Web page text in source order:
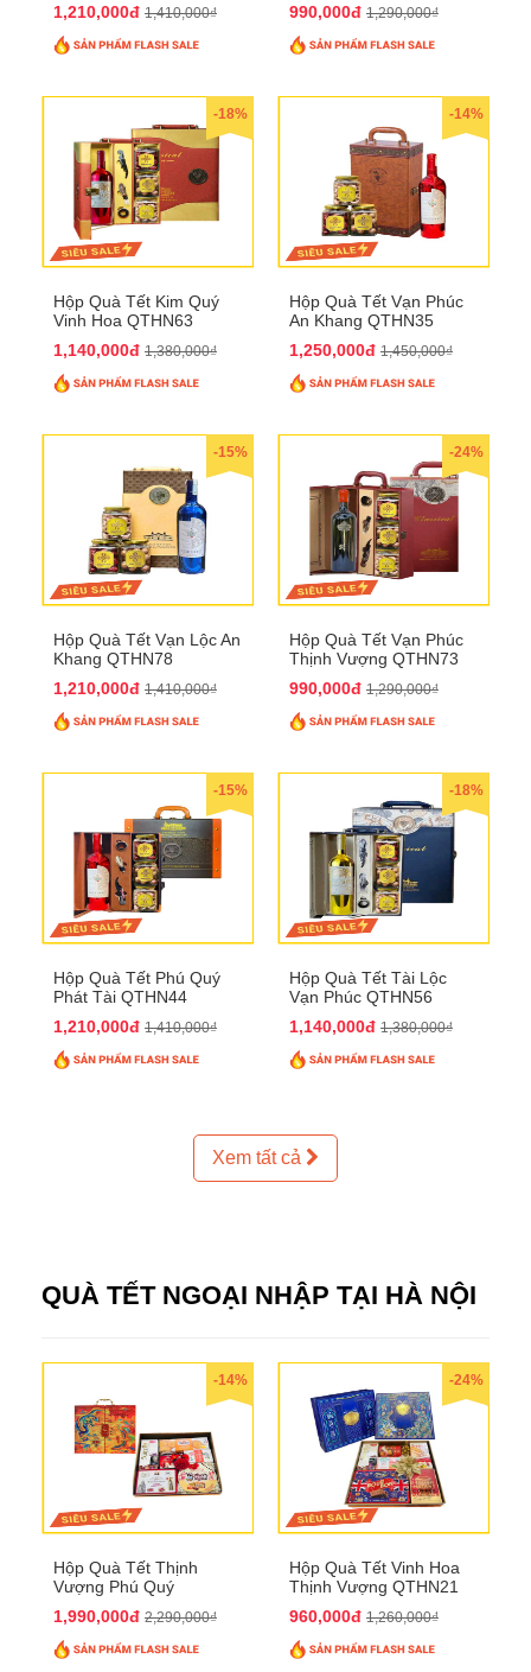
1,210,000đ 1,410,000₫
990,000đ 1,290,000₫
-18%
Hộp Quà Tết Kim Quý
Vinh Hoa QTHN63
1,140,000đ 1,380,000₫
-14%
Hộp Quà Tết Vạn Phúc
An Khang QTHN35
1,250,000đ 1,450,000₫
-15%
Hộp Quà Tết Vạn Lộc An
Khang QTHN78
1,210,000đ 1,410,000₫
-24%
Hộp Quà Tết Vạn Phúc
Thịnh Vượng QTHN73
990,000đ 1,290,000₫
-15%
Hộp Quà Tết Phú Quý
Phát Tài QTHN44
1,210,000đ 1,410,000₫
-18%
Hộp Quà Tết Tài Lộc
Vạn Phúc QTHN56
1,140,000đ 1,380,000₫
Xem tất cả
QUÀ TẾT NGOẠI NHẬP TẠI HÀ NỘI
-14%
Hộp Quà Tết Thịnh
Vượng Phú Quý
1,990,000đ 2,290,000₫
-24%
Hộp Quà Tết Vinh Hoa
Thịnh Vượng QTHN21
960,000đ 1,260,000₫